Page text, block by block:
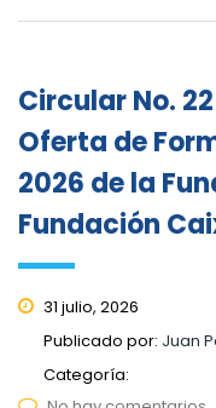
Circular No.
Oferta de
2026 de la
Fundación
31 julio, 2026
Publicado por: Juan
Categoría: